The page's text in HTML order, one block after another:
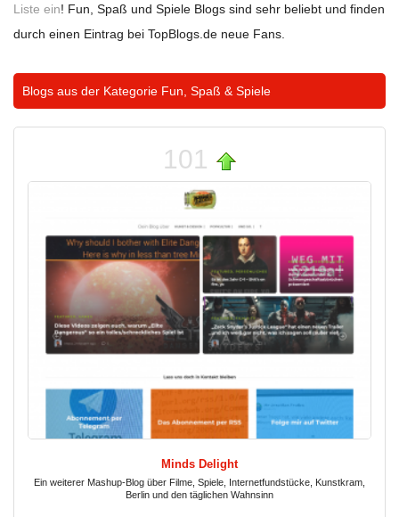
Liste ein! Fun, Spaß und Spiele Blogs sind sehr beliebt und finden
durch einen Eintrag bei TopBlogs.de neue Fans.
Blogs aus der Kategorie Fun, Spaß & Spiele
101
Minds Delight
Ein weiterer Mashup-Blog über Filme, Spiele, Internetfundstücke, Kunstkram,
Berlin und den täglichen Wahnsinn